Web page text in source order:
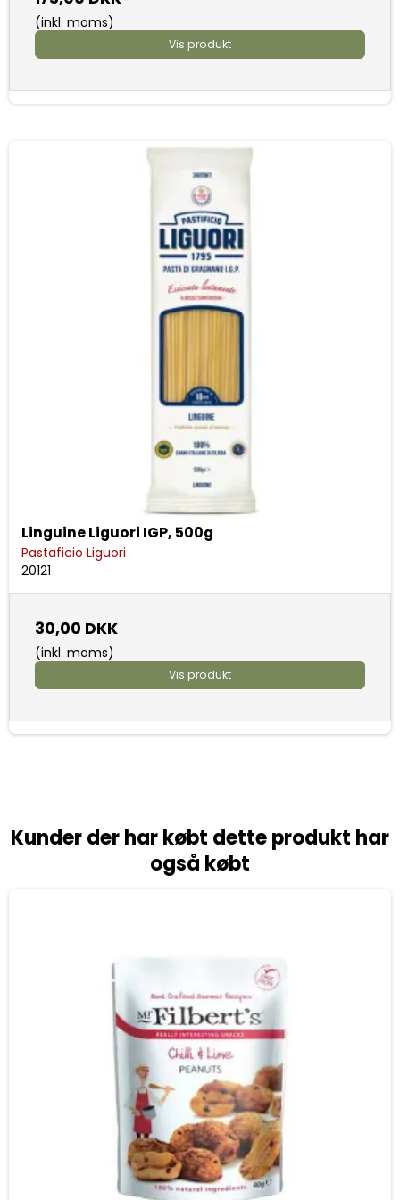
(inkl. moms)
Vis produkt
Linguine Liguori IGP, 500g
Pastaficio Liguori
20121
30,00 DKK
(inkl. moms)
Vis produkt
Kunder der har købt dette produkt har
også købt